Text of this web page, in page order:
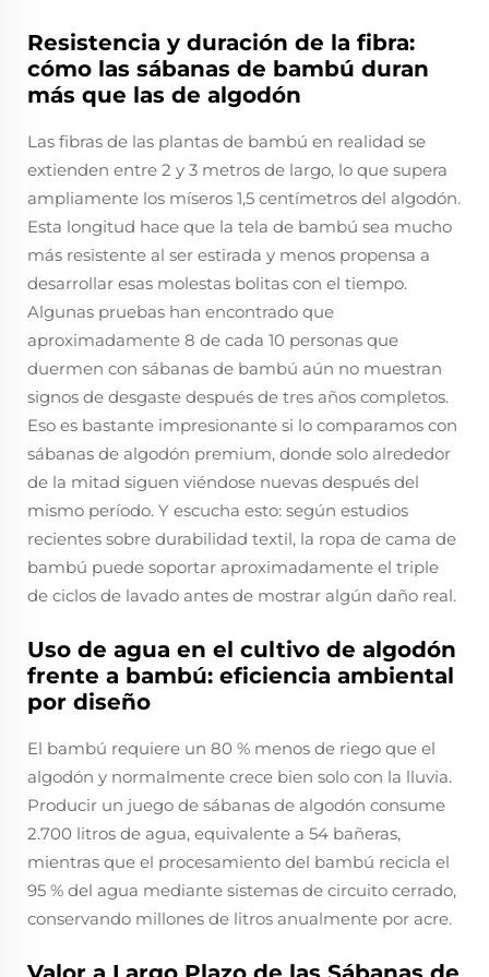
Resistencia y duración de la fibra:
cómo las sábanas de bambú duran
más que las de algodón
Las fibras de las plantas de bambú en realidad se
extienden entre 2 y 3 metros de largo, lo que supera
ampliamente los míseros 1,5 centímetros del algodón.
Esta longitud hace que la tela de bambú sea mucho
más resistente al ser estirada y menos propensa a
desarrollar esas molestas bolitas con el tiempo.
Algunas pruebas han encontrado que
aproximadamente 8 de cada 10 personas que
duermen con sábanas de bambú aún no muestran
signos de desgaste después de tres años completos.
Eso es bastante impresionante si lo comparamos con
sábanas de algodón premium, donde solo alrededor
de la mitad siguen viéndose nuevas después del
mismo período. Y escucha esto: según estudios
recientes sobre durabilidad textil, la ropa de cama de
bambú puede soportar aproximadamente el triple
de ciclos de lavado antes de mostrar algún daño real.
Uso de agua en el cultivo de algodón
frente a bambú: eficiencia ambiental
por diseño
El bambú requiere un 80 % menos de riego que el
algodón y normalmente crece bien solo con la lluvia.
Producir un juego de sábanas de algodón consume
2.700 litros de agua, equivalente a 54 bañeras,
mientras que el procesamiento del bambú recicla el
95 % del agua mediante sistemas de circuito cerrado,
conservando millones de litros anualmente por acre.